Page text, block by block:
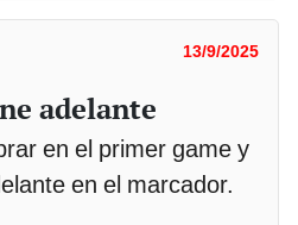
13/9/2025
adelante
en el primer game y
en el marcador.